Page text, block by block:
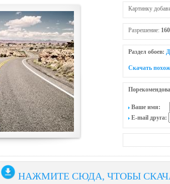
Картинку
Разрешение:
Раздел обоев:
Скачать
Ваше имя:
E-mail друга:
НАЖМИТЕ СЮДА, ЧТОБЫ